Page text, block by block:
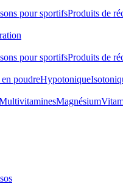
pour sportifsProduits de
pour sportifsProduits de
poudreHypotonique
Magnésium